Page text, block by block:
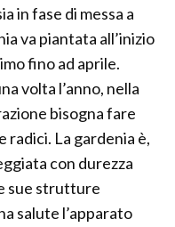
in fase di messa a
va piantata all’inizio
fino ad aprile.
volta l’anno, nella
bisogna fare
radici. La gardenia è,
con durezza
sue strutture
salute l’apparato